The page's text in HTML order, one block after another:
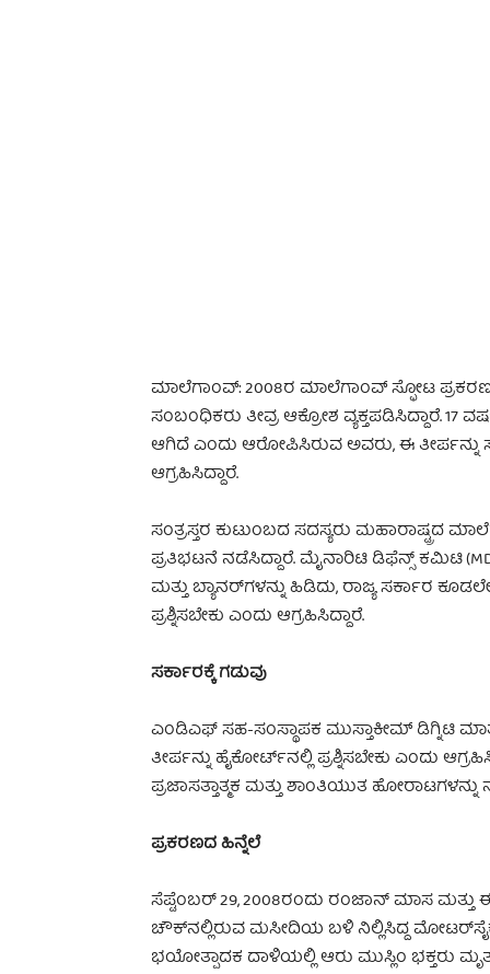
ಮಾಲೆಗಾಂವ್: 2008ರ ಮಾಲೆಗಾಂವ್ ಸ್ಫೋಟ
ಸಂಬಂಧಿಕರು ತೀವ್ರ ಆಕ್ರೋಶ ವ್ಯಕ್ತಪಡಿಸಿದ್ದಾರೆ.
ಆಗಿದೆ ಎಂದು ಆರೋಪಿಸಿರುವ ಅವರು, ಈ ತೀರ್ಪನ್ನು
ಆಗ್ರಹಿಸಿದ್ದಾರೆ.
ಸಂತ್ರಸ್ತರ ಕುಟುಂಬದ ಸದಸ್ಯರು ಮಹಾರಾಷ್ಟ್ರದ
ಪ್ರತಿಭಟನೆ ನಡೆಸಿದ್ದಾರೆ. ಮೈನಾರಿಟಿ ಡಿಫೆನ್ಸ್ ಕಮಿಟಿ
ಮತ್ತು ಬ್ಯಾನರ್‌ಗಳನ್ನು ಹಿಡಿದು, ರಾಜ್ಯ ಸರ್ಕಾರ
ಪ್ರಶ್ನಿಸಬೇಕು ಎಂದು ಆಗ್ರಹಿಸಿದ್ದಾರೆ.
ಸರ್ಕಾರಕ್ಕೆ ಗಡುವು
ಎಂಡಿಎಫ್ ಸಹ-ಸಂಸ್ಥಾಪಕ ಮುಸ್ತಾಕೀಮ್ ಡಿಗ್ನಿಟಿ
ತೀರ್ಪನ್ನು ಹೈಕೋರ್ಟ್‌ನಲ್ಲಿ ಪ್ರಶ್ನಿಸಬೇಕು ಎಂದು
ಪ್ರಜಾಸತ್ತಾತ್ಮಕ ಮತ್ತು ಶಾಂತಿಯುತ
ಪ್ರಕರಣದ ಹಿನ್ನೆಲೆ
ಸೆಪ್ಟೆಂಬರ್ 29, 2008ರಂದು ರಂಜಾನ್ ಮಾಸ
ಚೌಕ್‌ನಲ್ಲಿರುವ ಮಸೀದಿಯ ಬಳಿ ನಿಲ್ಲಿಸಿದ್ದ
ಭಯೋತ್ಪಾದಕ ದಾಳಿಯಲ್ಲಿ ಆರು ಮುಸ್ಲಿಂ ಭಕ್ತರು